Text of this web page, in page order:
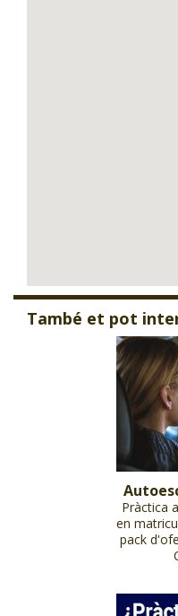
També et pot
Pràctica
en
pack